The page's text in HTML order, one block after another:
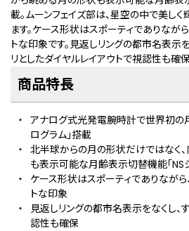
載。ムーンフェイズ部は、星空の中で美し
ます。ケース形状はスポーティでありなが
トな印象です。見返しリングの都市名表示
リとしたダイヤルレイアウトで視認性も確保
商品特⻑
アナログ式光発電腕時計で世界初の
ログラム」搭載
北半球からの月の形状だけではなく
も表示可能な月齢表示切替機能「NS
ケース形状はスポーティでありなが
トな印象
見返しリングの都市名表示をなくし、
認性も確保